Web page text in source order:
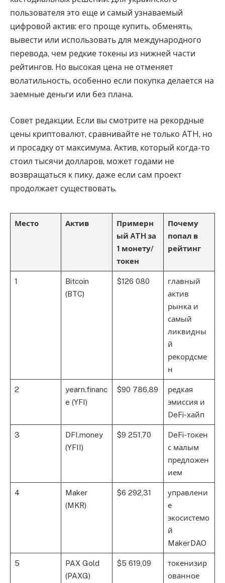
пользователя это еще и самый узнаваемый
цифровой актив: его проще купить, обменять,
вывести или использовать для международного
перевода, чем редкие токены из нижней части
рейтингов. Но высокая цена не отменяет
волатильность, особенно если покупка делается на
заемные деньги или без плана.
Совет редакции. Если вы смотрите на рекордные
цены криптовалют, сравнивайте не только ATH, но
и просадку от максимума. Актив, который когда-то
стоил тысячи долларов, может годами не
возвращаться к пику, даже если сам проект
продолжает существовать.
Место Актив
Примерн
ый ATH за
1 монету/
токен
Почему
попал в
рейтинг
1
Bitcoin
(BTC)
$126 080
главный
актив
рынка и
самый
ликвидны
й
рекордсме
н
2
yearn.financ
e (YFI)
$90 786,89
редкая
эмиссия и
DeFi-хайп
3
DFI.money
(YFII)
$9 251,70
DeFi-токен
с малым
предложен
ием
4
Maker
(MKR)
$6 292,31
управлени
е
экосистемо
й
MakerDAO
5
PAX Gold
(PAXG)
$5 619,09
токенизир
ованное